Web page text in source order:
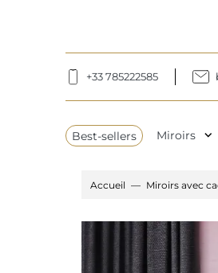
+33 785222585
Best-sellers Miroirs expand_more
Accueil Miroirs avec